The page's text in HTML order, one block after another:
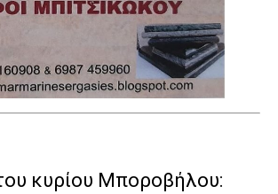
κυρίου Μποροβήλου: